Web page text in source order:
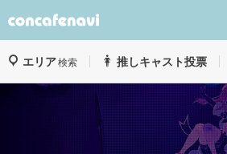
エリア検索 推しキャスト投票